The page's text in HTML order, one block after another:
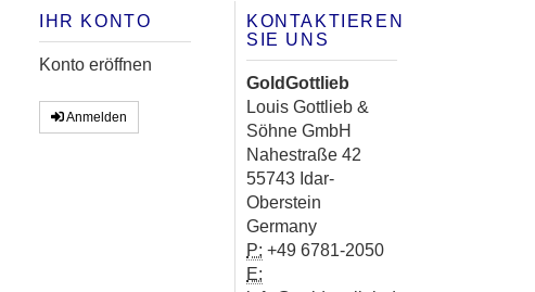
IHR KONTO
Konto eröffnen
Anmelden
KONTAKTIEREN
SIE UNS
GoldGottlieb
Louis Gottlieb &
Söhne GmbH
Nahestraße 42
55743 Idar-
Oberstein
Germany
P: +49 6781-2050
E: